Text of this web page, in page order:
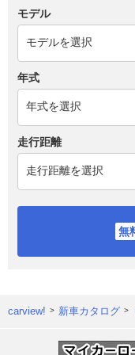
モデル
年式
走行距離
carview! 新車カタログ